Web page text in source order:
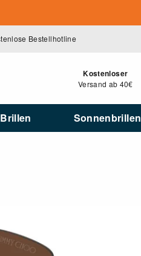
Bestellhotline
Kostenloser
Versand ab 40€
Brillen Sonnenbrillen